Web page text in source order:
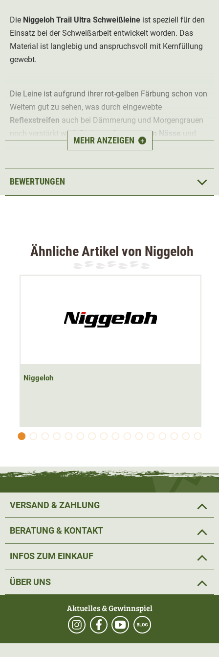
Die Niggeloh Trail Ultra Schweißleine ist speziell für den
Einsatz bei der Schweißarbeit entwickelt worden. Das
Material ist langlebig und anspruchsvoll mit Kernfüllung
gewebt.
Die Leine ist aufgrund ihrer rot-gelben Färbung schon von
Weitem gut zu sehen, was durch eingewebte
Reflexstreifen auch bei Dämmerung und Morgengrauen
noch verstärkt wird. Sie istresistent gegen Nässe
Schmutz und hochgradig verschleißfest
anspruchsvolle Hundeführer, die Wert auf Qualität legen.
MEHR ANZEIGEN +
BEWERTUNGEN
Ähnliche Artikel von Niggeloh
Niggeloh
VERSAND & ZAHLUNG
BERATUNG & KONTAKT
INFOS ZUM EINKAUF
ÜBER UNS
Aktuelles & Gewinnspiel